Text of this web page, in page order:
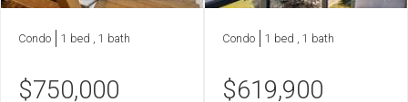
Condo 1 bed , 1 bath
$750,000
Condo 1 bed , 1 bath
$619,900